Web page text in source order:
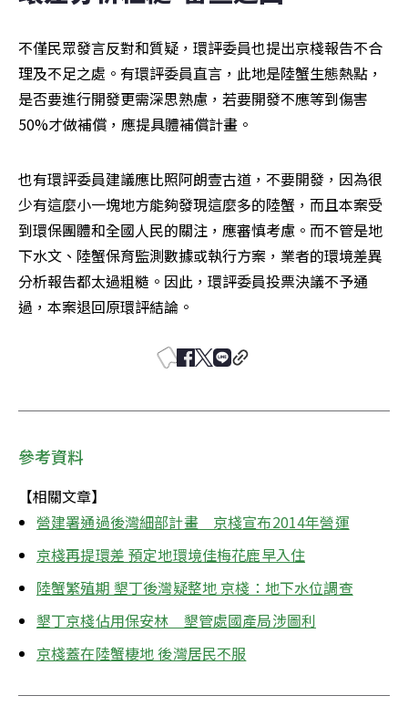
不僅民眾發言反對和質疑，環評委員也提出京棧報告不合
理及不足之處。有環評委員直言，此地是陸蟹生態熱點，
是否要進行開發更需深思熟慮，若要開發不應等到傷害
50%才做補償，應提具體補償計畫。
也有環評委員建議應比照阿朗壹古道，不要開發，因為很
少有這麼小一塊地方能夠發現這麼多的陸蟹，而且本案受
到環保團體和全國人民的關注，應審慎考慮。而不管是地
下水文、陸蟹保育監測數據或執行方案，業者的環境差異
分析報告都太過粗糙。因此，環評委員投票決議不予通
過，本案退回原環評結論。
參考資料
【相關文章】
營建署通過後灣細部計畫　京棧宣布2014年營運
京棧再提環差 預定地環境佳梅花鹿早入住
陸蟹繁殖期 墾丁後灣疑整地 京棧：地下水位調查
墾丁京棧佔用保安林　墾管處國產局涉圖利
京棧蓋在陸蟹棲地 後灣居民不服